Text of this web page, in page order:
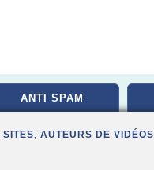
ANTI SPAM
SITES, AUTEURS DE VIDÉOS